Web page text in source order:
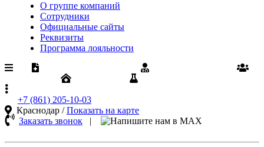
О группе компаний
Сотрудники
Официальные сайты
Реквизиты
Программа лояльности
+7 (861) 205-10-03
Краснодар /Показать на карте
Заказать звонок |